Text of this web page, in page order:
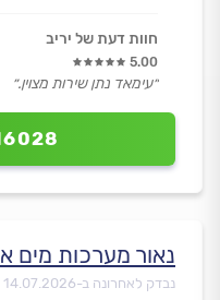
חוות דעת של יריב
5.00
״עימאד נתן שירות מצוין.״
נאור מערכות מים
נבדק לאחרונה ב-14.07.2026